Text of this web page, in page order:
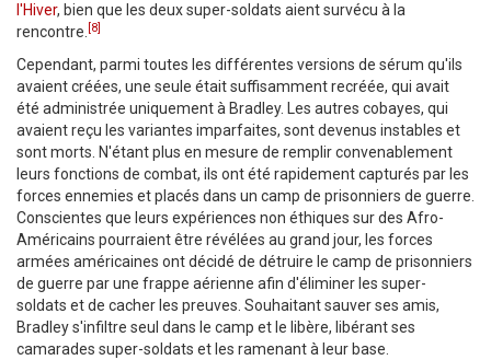
l'Hiver, bien que les deux super-soldats aient survécu à la
rencontre. [8]
Cependant, parmi toutes les différentes versions de sérum qu'ils
avaient créées, une seule était suffisamment recréée, qui avait
été administrée uniquement à Bradley. Les autres cobayes, qui
avaient reçu les variantes imparfaites, sont devenus instables et
sont morts. N'étant plus en mesure de remplir convenablement
leurs fonctions de combat, ils ont été rapidement capturés par les
forces ennemies et placés dans un camp de prisonniers de guerre.
Conscientes que leurs expériences non éthiques sur des Afro-
Américains pourraient être révélées au grand jour, les forces
armées américaines ont décidé de détruire le camp de prisonniers
de guerre par une frappe aérienne afin d'éliminer les super-
soldats et de cacher les preuves. Souhaitant sauver ses amis,
Bradley s'infiltre seul dans le camp et le libère, libérant ses
camarades super-soldats et les ramenant à leur base.